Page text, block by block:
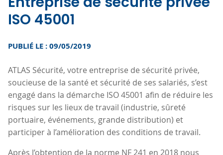
ISO 45001
PUBLIÉ LE : 09/05/2019
ATLAS Sécurité, votre entreprise de sécurité privée,
soucieuse de la santé et sécurité de ses salariés, s’est
engagé dans la démarche ISO 45001 afin de réduire les
risques sur les lieux de travail (industrie, sûreté
portuaire, événements, grande distribution) et
participer à l’amélioration des conditions de travail.
Après l’obtention de la norme NF 241 en 2018 nous